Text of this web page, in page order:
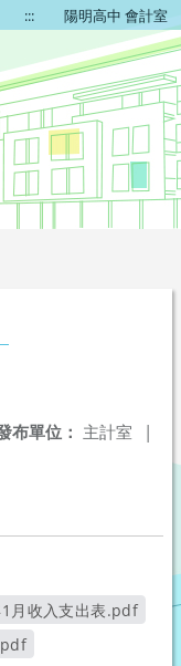
::: 陽明高中 會計室
布單位： 主計室 |
月收入支出表.pdf
另開新視窗